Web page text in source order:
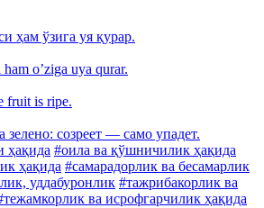
ҳам ўзига уя қурар.
oʼziga uya qurar.
fruit is ripe.
зелено: созреет — само упадет.
ҳақида #оила ва қўшничилик ҳақида
ҳақида #самарадорлик ва бесамарлик
уддабуронлик #тажрибакорлик ва
ва исрофгарчилик ҳақида